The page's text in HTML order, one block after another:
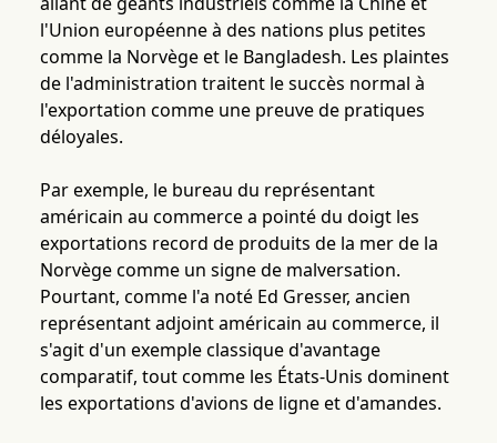
l'Union européenne à des nations plus petites
comme la Norvège et le Bangladesh. Les plaintes
de l'administration traitent le succès normal à
l'exportation comme une preuve de pratiques
déloyales.
Par exemple, le bureau du représentant
américain au commerce a pointé du doigt les
exportations record de produits de la mer de la
Norvège comme un signe de malversation.
Pourtant, comme l'a noté Ed Gresser, ancien
représentant adjoint américain au commerce, il
s'agit d'un exemple classique d'avantage
comparatif, tout comme les États-Unis dominent
les exportations d'avions de ligne et d'amandes.